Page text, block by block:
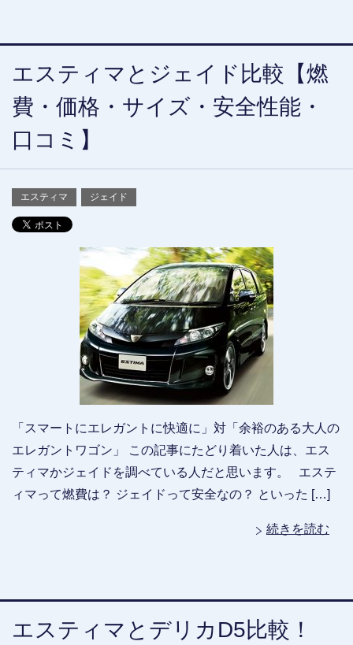
エスティマとジェイド比較【燃
費・価格・サイズ・安全性能・
口コミ】
エスティマ ジェイド
「スマートにエレガントに快適に」対「余裕のある大人の
エレガントワゴン」 この記事にたどり着いた人は、エス
ティマかジェイドを調べている人だと思います。 エステ
ィマって燃費は？ ジェイドって安全なの？ といった […]
続きを読む
エスティマとデリカD5比較！